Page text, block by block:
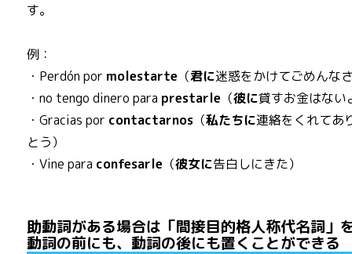
す。
例：
・Perdón por molestarte （君に迷惑をかけてごめんな
・no tengo dinero para prestarle （彼に貸すお金はない
・Gracias por contactarnos （私たちに連絡をくれてあ
とう）
・Vine para confesarle （彼女に告白しにきた）
助動詞がある場合は「間接目的格人称代名詞」
動詞の前にも、動詞の後にも置くことができる